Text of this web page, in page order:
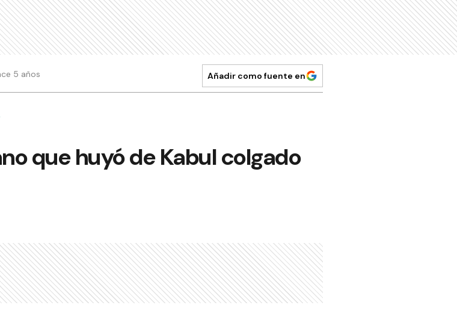
5 años Añadir como fuente en
que huyó de Kabul colgado